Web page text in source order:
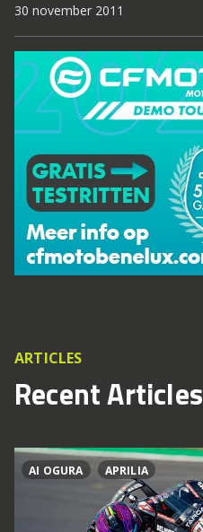
30 november 2011
ARTICLES
Recent Articles
AI OGURA APRILIA